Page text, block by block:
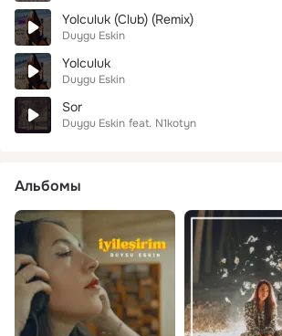
Yolculuk (Club) (Remix)
Duygu Eskin
Yolculuk
Duygu Eskin
Sor
Duygu Eskin feat. N1kotyn
Альбомы